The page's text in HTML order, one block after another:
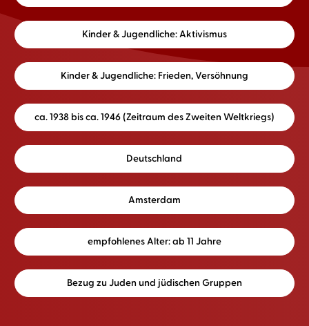
Kinder & Jugendliche: Aktivismus
Kinder & Jugendliche: Frieden, Versöhnung
ca. 1938 bis ca. 1946 (Zeitraum des Zweiten Weltkriegs)
Deutschland
Amsterdam
empfohlenes Alter: ab 11 Jahre
Bezug zu Juden und jüdischen Gruppen